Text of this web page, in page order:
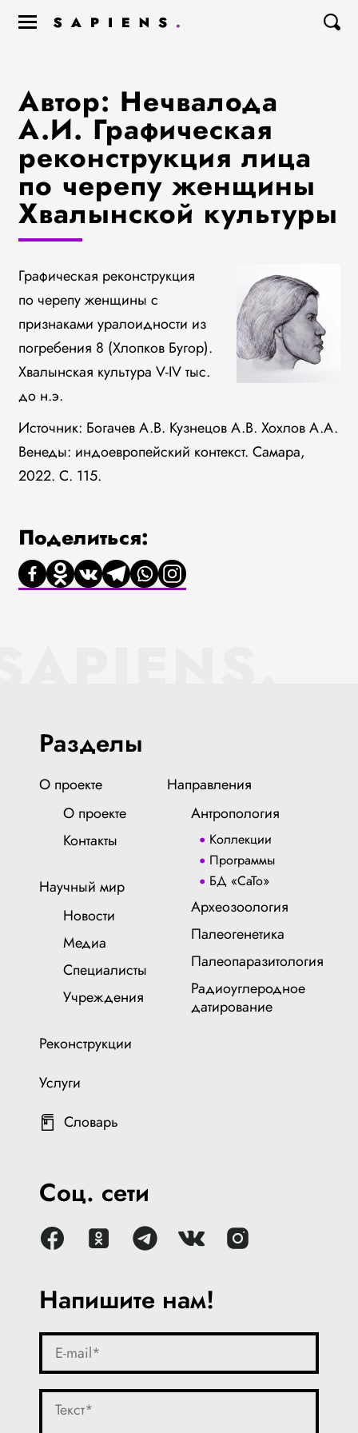
Автор: Нечвалода
А.И. Графическая
реконструкция лица
по черепу женщины
Хвалынской культуры
Графическая реконструкция
по черепу женщины с
признаками уралоидности из
погребения 8 (Хлопков Бугор).
Хвалынская культура V-IV тыс.
до н.э.
Источник: Богачев А.В. Кузнецов А.В. Хохлов А.А.
Венеды: индоевропейский контекст. Самара,
2022. С. 115.
Поделиться:
Напишите нам!
Разделы
О проекте
О проекте
Контакты
Научный мир
Новости
Медиа
Специалисты
Учреждения
Реконструкции
Услуги
Словарь
Направления
Антропология
Коллекции
Программы
БД «СаТо»
Археозоология
Палеогенетика
Палеопаразитология
Радиоуглеродное
датирование
Соц. сети